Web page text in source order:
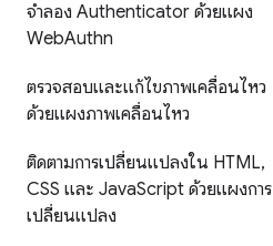
จำลอง Authenticator ด้วยแผง
WebAuthn
ตรวจสอบและแก้ไขภาพเคลื่อนไหว
ด้วยแผงภาพเคลื่อนไหว
ติดตามการเปลี่ยนแปลงใน HTML,
CSS และ JavaScript ด้วยแผงการ
เปลี่ยนแปลง